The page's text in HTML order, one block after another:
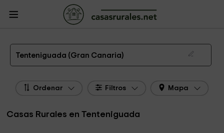
Casas Rurales
Gran Canaria
Casas Rurales Tenteniguada
Las 1 mejores casas rurales en Tenteniguada de 2026
Tenteniguada (Gran Canaria)
Ordenar Filtros Mapa
Casas Rurales en Tenteniguada